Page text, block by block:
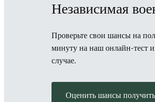
Независимая
Проверьте свои шансы на
минуту на наш онлайн-тест
случае.
Оценить шансы